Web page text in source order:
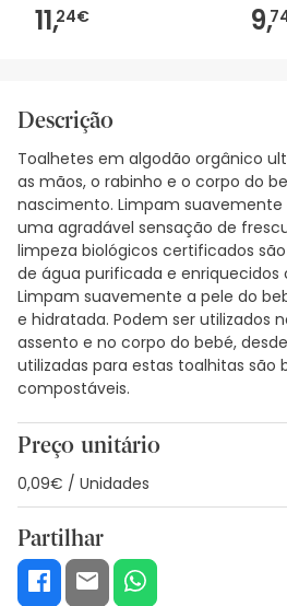
11,24€ 9,
Descrição
Toalhetes em algodão orgânico
as mãos, o rabinho e o corpo do
nascimento. Limpam
uma agradável sensação de
limpeza biológicos certificados
de água purificada e enriquecidos
Limpam suavemente a pele do
e hidratada. Podem ser utilizados
assento e no corpo do bebé,
utilizadas para estas toalhitas são
compostáveis.
Preço unitário
0,09€ / Unidades
Partilhar